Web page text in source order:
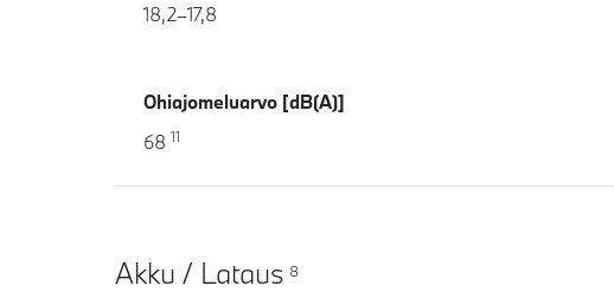
18,2–17,8
Ohiajomeluarvo [dB(A)]
68 11
Akku / Lataus 8